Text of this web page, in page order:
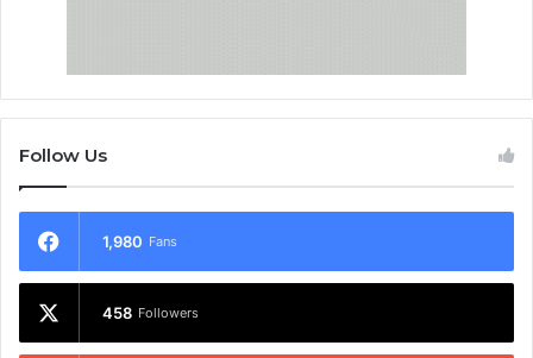
Follow Us
1,980 Fans
458 Followers